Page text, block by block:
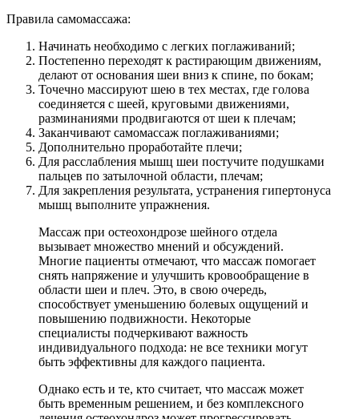
Правила самомассажа:
Начинать необходимо с легких поглаживаний;
Постепенно переходят к растирающим движениям,
делают от основания шеи вниз к спине, по бокам;
Точечно массируют шею в тех местах, где голова
соединяется с шеей, круговыми движениями,
разминаниями продвигаются от шеи к плечам;
Заканчивают самомассаж поглаживаниями;
Дополнительно проработайте плечи;
Для расслабления мышц шеи постучите подушками
пальцев по затылочной области, плечам;
Для закрепления результата, устранения гипертонуса
мышц выполните упражнения.
Массаж при остеохондрозе шейного отдела
вызывает множество мнений и обсуждений.
Многие пациенты отмечают, что массаж помогает
снять напряжение и улучшить кровообращение в
области шеи и плеч. Это, в свою очередь,
способствует уменьшению болевых ощущений и
повышению подвижности. Некоторые
специалисты подчеркивают важность
индивидуального подхода: не все техники могут
быть эффективны для каждого пациента.
Однако есть и те, кто считает, что массаж может
быть временным решением, и без комплексного